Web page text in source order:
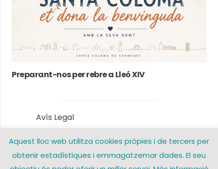
Preparant-nos per rebre a Lleó XIV
Avís Legal
Política de privacitat
Aquest lloc web utilitza cookies pròpies i de tercers per
obtenir estadístiques i emmagatzemar dades. El seu